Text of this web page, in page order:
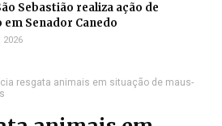
Sebastião realiza ação de
em Senador Canedo
2026
resgata animais em situação de maus-